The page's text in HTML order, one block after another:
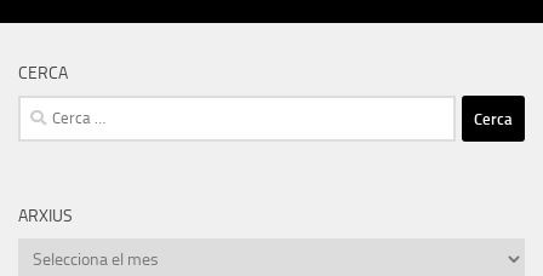
CERCA
Cerca:
ARXIUS
Arxius